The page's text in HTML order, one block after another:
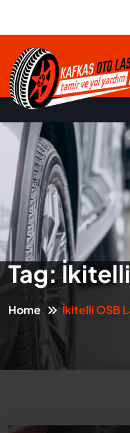
Tag:
Home İkitelli OSB